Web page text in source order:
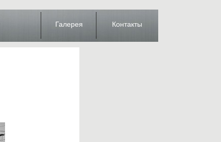
Галерея Контакты